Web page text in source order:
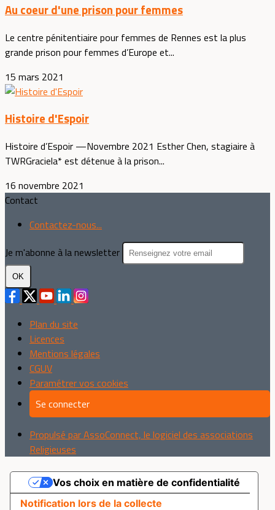
Au coeur d'une prison pour femmes
Le centre pénitentiaire pour femmes de Rennes est la plus
grande prison pour femmes d’Europe et...
15 mars 2021
Histoire d'Espoir
Histoire d’Espoir —Novembre 2021 Esther Chen, stagiaire à
TWRGraciela* est détenue à la prison...
16 novembre 2021
Contact
Contactez-nous...
Je m'abonne à la newsletter
OK
Plan du site
Licences
Mentions légales
CGUV
Paramétrer vos cookies
Se connecter
Propulsé par AssoConnect, le logiciel des associations
Religieuses
Notification lors de la collecte
Vos choix en matière de confidentialité